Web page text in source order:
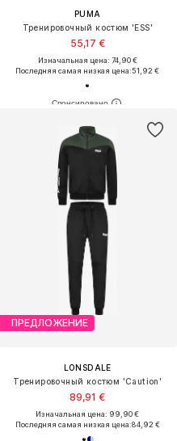
PUMA
Тренировочный костюм 'ESS'
55,17 €
Изначальная цена: 74,90 €
Последняя самая низкая цена:51,92 €
ПРЕДЛОЖЕНИЕ
LONSDALE
Тренировочный костюм 'Caution'
89,91 €
Изначальная цена: 99,90 €
Последняя самая низкая цена:84,92 €